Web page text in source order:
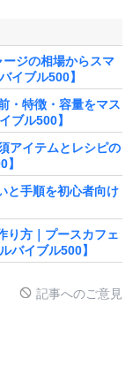
ジの相場からスマ
イブル500】
・特徴・容量をマス
ブル500】
アイテムとレシピの
と手順を初心者向け
り方｜プースカフェ
バイブル500】
記事へのご意見